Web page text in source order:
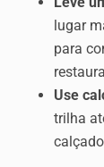
lugar
para
Use
trilha